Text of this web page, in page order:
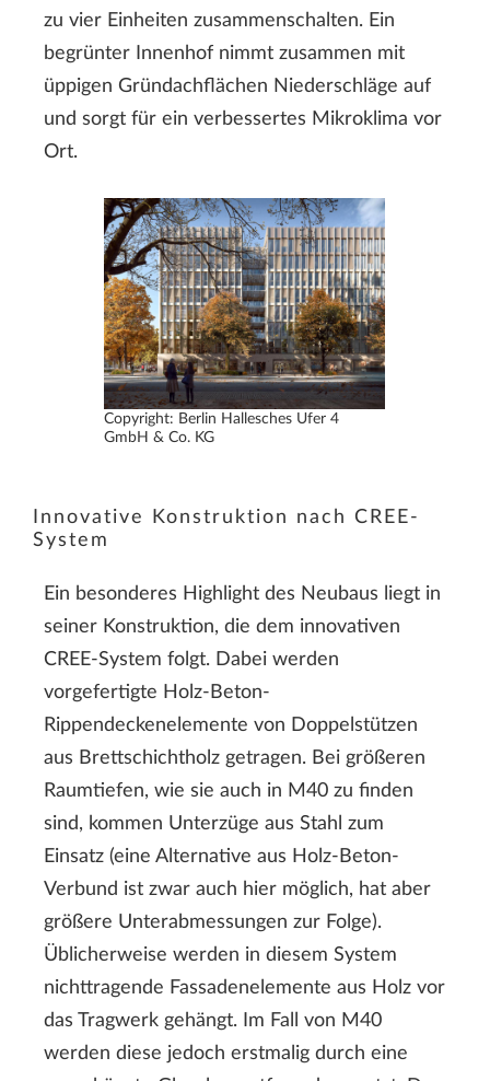
zu vier Einheiten zusammenschalten. Ein
begrünter Innenhof nimmt zusammen mit
üppigen Gründachflächen Niederschläge auf
und sorgt für ein verbessertes Mikroklima vor
Ort.
Copyright: Berlin Hallesches Ufer 4
GmbH & Co. KG
Innovative Konstruktion nach CREE-
System
Ein besonderes Highlight des Neubaus liegt in
seiner Konstruktion, die dem innovativen
CREE-System folgt. Dabei werden
vorgefertigte Holz-Beton-
Rippendeckenelemente von Doppelstützen
aus Brettschichtholz getragen. Bei größeren
Raumtiefen, wie sie auch in M40 zu finden
sind, kommen Unterzüge aus Stahl zum
Einsatz (eine Alternative aus Holz-Beton-
Verbund ist zwar auch hier möglich, hat aber
größere Unterabmessungen zur Folge).
Üblicherweise werden in diesem System
nichttragende Fassadenelemente aus Holz vor
das Tragwerk gehängt. Im Fall von M40
werden diese jedoch erstmalig durch eine